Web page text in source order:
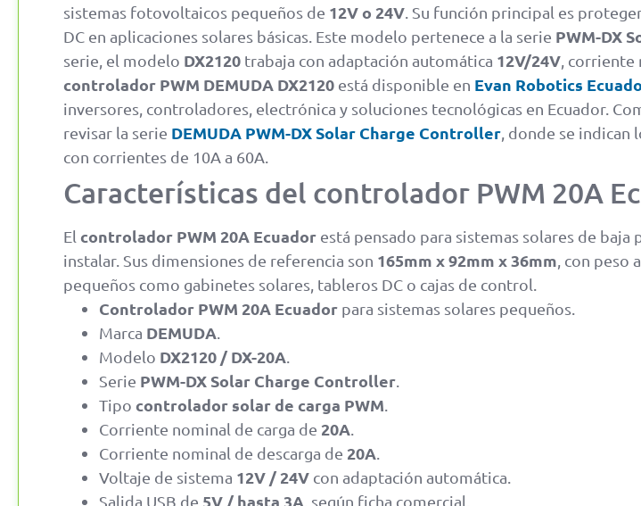
sistemas fotovoltaicos pequeños de 12V o 24V . Su función principal es
DC en aplicaciones solares básicas. Este modelo pertenece a la serie PWM-DX
serie, el modelo DX2120 trabaja con adaptación automática 12V/24V ,
controlador PWM DEMUDA DX2120 está disponible en Evan Robotics
inversores, controladores, electrónica y soluciones tecnológicas en Ecuador.
revisar la serie DEMUDA PWM-DX Solar Charge Controller , donde se indican
con corrientes de 10A a 60A.
Características del controlador PWM 20A
El controlador PWM 20A Ecuador está pensado para sistemas solares de
instalar. Sus dimensiones de referencia son 165mm x 92mm x 36mm , con peso
pequeños como gabinetes solares, tableros DC o cajas de control.
Controlador PWM 20A Ecuador para sistemas solares pequeños.
Marca DEMUDA
Modelo DX2120 / DX-20A
Serie PWM-DX Solar Charge Controller
Tipo controlador solar de carga PWM
Corriente nominal de carga de 20A
Corriente nominal de descarga de 20A
Voltaje de sistema 12V / 24V con adaptación automática.
Salida USB de 5V / hasta 3A , según ficha comercial.